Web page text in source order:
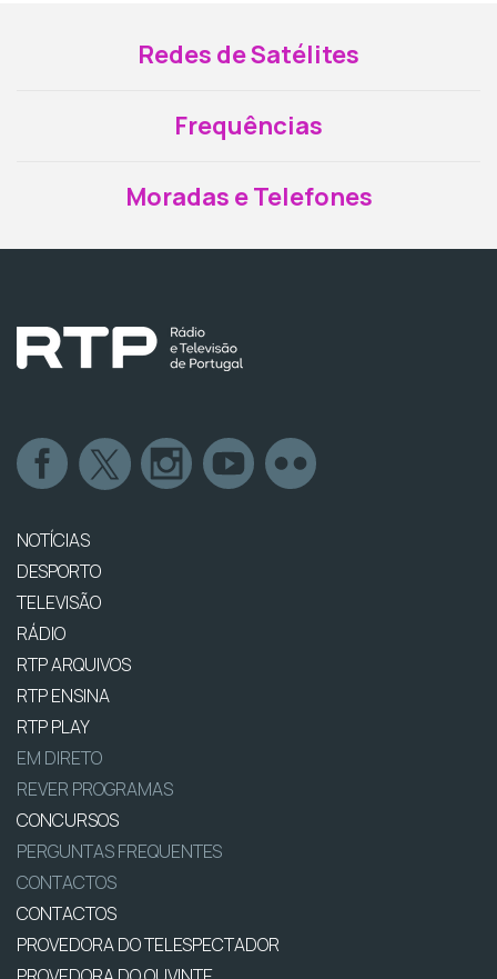
Redes de Satélites
Frequências
Moradas e Telefones
NOTÍCIAS
DESPORTO
TELEVISÃO
RÁDIO
RTP ARQUIVOS
RTP ENSINA
RTP PLAY
EM DIRETO
REVER PROGRAMAS
CONCURSOS
PERGUNTAS FREQUENTES
CONTACTOS
CONTACTOS
PROVEDORA DO TELESPECTADOR